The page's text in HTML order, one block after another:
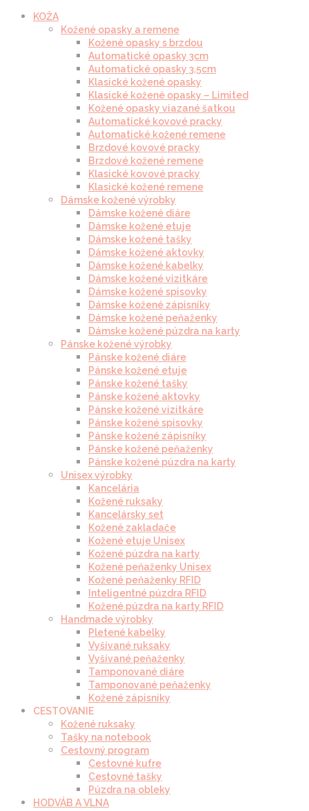
KOŽA
Kožené opasky a remene
Kožené opasky s brzdou
Automatické opasky 3cm
Automatické opasky 3.5cm
Klasické kožené opasky
Klasické kožené opasky – Limited
Kožené opasky viazané šatkou
Automatické kovové pracky
Automatické kožené remene
Brzdové kovové pracky
Brzdové kožené remene
Klasické kovové pracky
Klasické kožené remene
Dámske kožené výrobky
Dámske kožené diáre
Dámske kožené etuje
Dámske kožené tašky
Dámske kožené aktovky
Dámske kožené kabelky
Dámske kožené vizitkáre
Dámske kožené spisovky
Dámske kožené zápisníky
Dámske kožené peňaženky
Dámske kožené púzdra na karty
Pánske kožené výrobky
Pánske kožené diáre
Pánske kožené etuje
Pánske kožené tašky
Pánske kožené aktovky
Pánske kožené vizitkáre
Pánske kožené spisovky
Pánske kožené zápisníky
Pánske kožené peňaženky
Pánske kožené púzdra na karty
Unisex výrobky
Kancelária
Kožené ruksaky
Kancelársky set
Kožené zakladače
Kožené etuje Unisex
Kožené púzdra na karty
Kožené peňaženky Unisex
Kožené peňaženky RFID
Inteligentné púzdra RFID
Kožené púzdra na karty RFID
Handmade výrobky
Pletené kabelky
Vyšívané ruksaky
Vyšívané peňaženky
Tamponované diáre
Tamponované peňaženky
Kožené zápisníky
CESTOVANIE
Kožené ruksaky
Tašky na notebook
Cestovný program
Cestovné kufre
Cestovné tašky
Púzdra na obleky
HODVÁB A VLNA